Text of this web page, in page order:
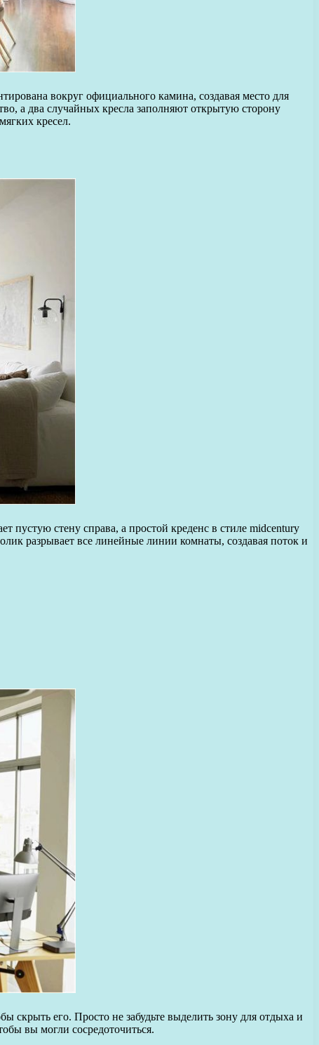
вокруг официального камина, создавая место для
а два случайных кресла заполняют открытую сторону
кресел.
стену справа, а простой креденс в стиле midcentury
разрывает все линейные линии комнаты, создавая поток и
его. Просто не забудьте выделить зону для отдыха и
вы могли сосредоточиться.